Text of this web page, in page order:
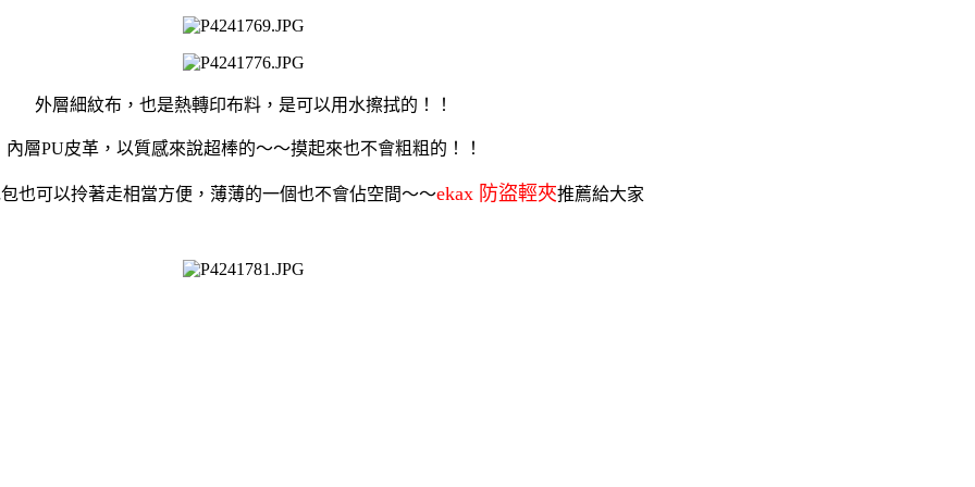
外層細紋布，也是熱轉印布料，是可以用水擦拭的！！
內層PU皮革，以質感來說超棒的～～摸起來也不會粗粗的！！
也可以拎著走相當方便，薄薄的一個也不會佔空間～～ekax 防盜輕夾推薦給大家